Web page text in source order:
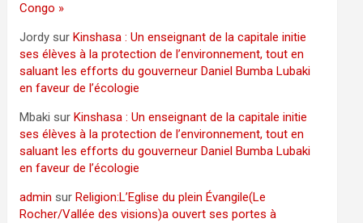
Congo »
Jordy surKinshasa : Un enseignant de la capitale initie
ses élèves à la protection de l’environnement, tout en
saluant les efforts du gouverneur Daniel Bumba Lubaki
en faveur de l’écologie
Mbaki surKinshasa : Un enseignant de la capitale initie
ses élèves à la protection de l’environnement, tout en
saluant les efforts du gouverneur Daniel Bumba Lubaki
en faveur de l’écologie
admin surReligion:L’Eglise du plein Évangile(Le
Rocher/Vallée des visions)a ouvert ses portes à